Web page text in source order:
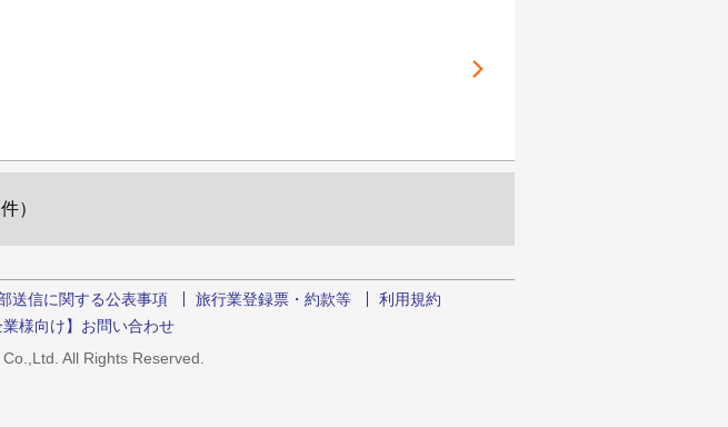
）
送信に関する公表事項 旅行業登録票・約款等
利用規約
業様向け】お問い合わせ
All Rights Reserved.